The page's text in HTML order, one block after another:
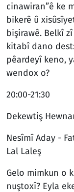
cinawiran”ê ke
bikerê û
bişirawê. Belkî
kitabî dano
pêardeyî keno,
wendox o?
20:00-21:30
Dekewtiş
Nesîmî Aday -
Lal Laleş
Gelo mimkun o
nuştoxî? Eyla